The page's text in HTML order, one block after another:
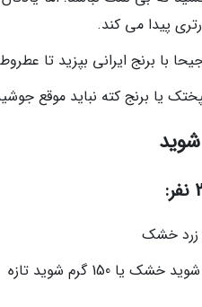
پیدا می کند.
با برنج ایرانی بپزید تا
یا برنج کته نباید موقع
یا 150 گرم شوید تازه